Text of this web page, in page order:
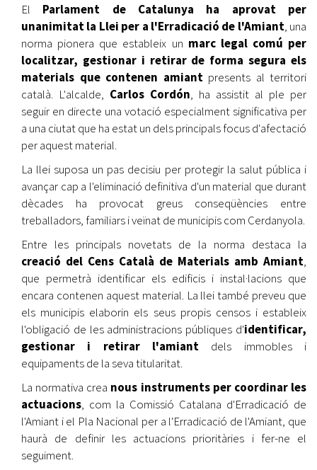
El Parlament de Catalunya ha aprovat per
unanimitat la Llei per a l'Erradicació de l'Amiant, una
norma pionera que estableix un marc legal comú per
localitzar, gestionar i retirar de forma segura els
materials que contenen amiant presents al territori
català. L'alcalde, Carlos Cordón, ha assistit al ple per
seguir en directe una votació especialment significativa per
a una ciutat que ha estat un dels principals focus d'afectació
per aquest material.
La llei suposa un pas decisiu per protegir la salut pública i
avançar cap a l'eliminació definitiva d'un material que durant
dècades ha provocat greus conseqüències entre
treballadors, familiars i veïnat de municipis com Cerdanyola.
Entre les principals novetats de la norma destaca la
creació del Cens Català de Materials amb Amiant,
que permetrà identificar els edificis i instal·lacions que
encara contenen aquest material. La llei també preveu que
els municipis elaborin els seus propis censos i estableix
l'obligació de les administracions públiques d'identificar,
gestionar i retirar l'amiant dels immobles i
equipaments de la seva titularitat.
La normativa crea nous instruments per coordinar les
actuacions, com la Comissió Catalana d'Erradicació de
l'Amiant i el Pla Nacional per a l'Erradicació de l'Amiant, que
haurà de definir les actuacions prioritàries i fer-ne el
seguiment.